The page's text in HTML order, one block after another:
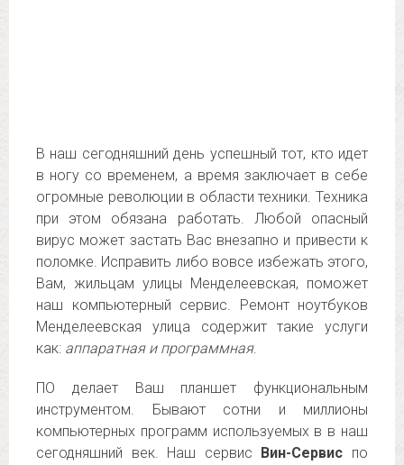
В наш сегодняшний день успешный тот, кто идет
в ногу со временем, а время заключает в себе
огромные революции в области техники. Техника
при этом обязана работать. Любой опасный
вирус может застать Вас внезапно и привести к
поломке. Исправить либо вовсе избежать этого,
Вам, жильцам улицы Менделеевская, поможет
наш компьютерный сервис. Ремонт ноутбуков
Менделеевская улица содержит такие услуги
как: аппаратная и программная.
ПО делает Ваш планшет функциональным
инструментом. Бывают сотни и миллионы
компьютерных программ используемых в в наш
сегодняшний век. Наш сервис Вин-Сервис по